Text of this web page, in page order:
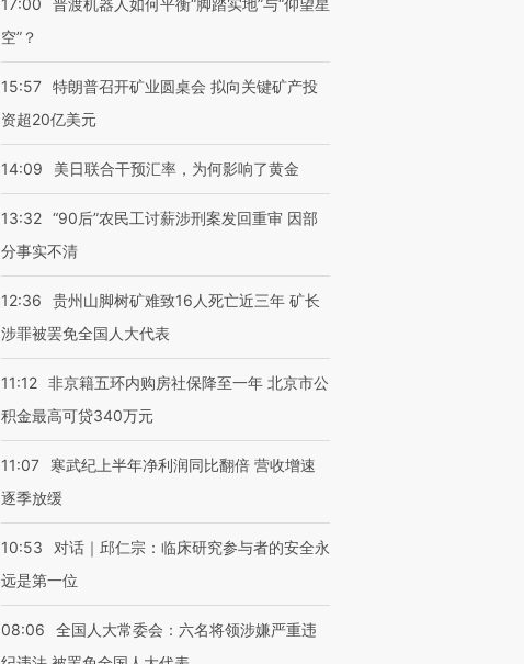
17:00
普渡机器人如何平衡“脚踏实地”与“仰望星
空”？
15:57 特朗普召开矿业圆桌会 拟向关键矿产投
资超20亿美元
14:09 美日联合干预汇率，为何影响了黄金
13:32 “90后”农民工讨薪涉刑案发回重审 因部
分事实不清
12:36
贵州山脚树矿难致16人死亡近三年 矿长
涉罪被罢免全国人大代表
11:12 非京籍五环内购房社保降至一年 北京市公
积金最高可贷340万元
11:07
寒武纪上半年净利润同比翻倍 营收增速
逐季放缓
10:53
对话｜邱仁宗：临床研究参与者的安全永
远是第一位
08:06
全国人大常委会：六名将领涉嫌严重违